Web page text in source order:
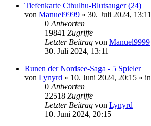
Tiefenkarte Cthulhu-Blutsauger (24)
von Manuel9999 » 30. Juli 2024, 13:11
0 Antworten
19841 Zugriffe
Letzter Beitrag von Manuel9999
30. Juli 2024, 13:11
Runen der Nordsee-Saga - 5 Spieler
von Lynyrd » 10. Juni 2024, 20:15 » in
0 Antworten
22518 Zugriffe
Letzter Beitrag von Lynyrd
10. Juni 2024, 20:15